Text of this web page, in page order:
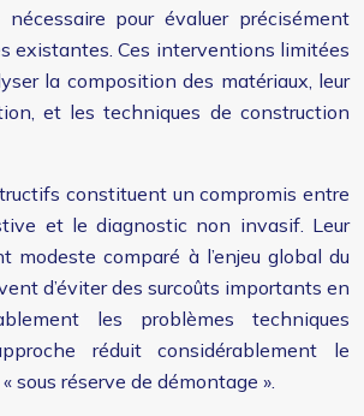
nécessaire pour évaluer précisément
existantes. Ces interventions limitées
la composition des matériaux, leur
et les techniques de construction
constituent un compromis entre
et le diagnostic non invasif. Leur
modeste comparé à l’enjeu global du
d’éviter des surcoûts importants en
les problèmes techniques
réduit considérablement le
sous réserve de démontage ».